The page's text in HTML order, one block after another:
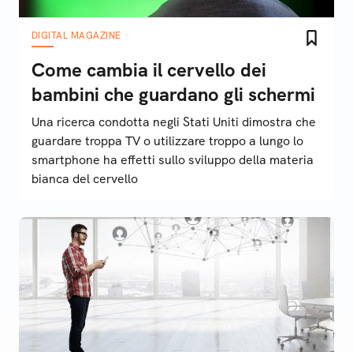
DIGITAL MAGAZINE
Come cambia il cervello dei
bambini che guardano gli schermi
Una ricerca condotta negli Stati Uniti dimostra che
guardare troppa TV o utilizzare troppo a lungo lo
smartphone ha effetti sullo sviluppo della materia
bianca del cervello